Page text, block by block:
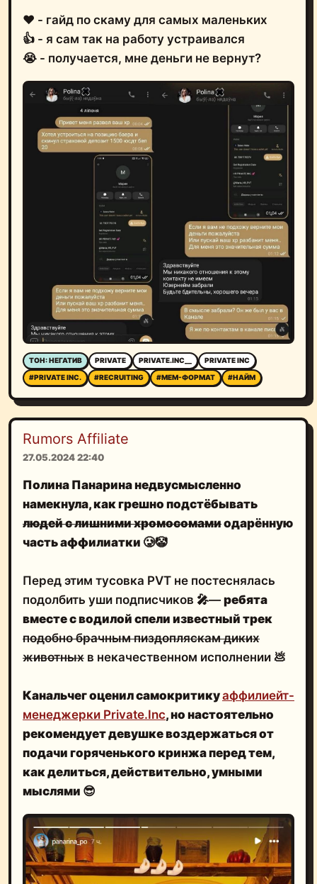
❤️ - гайд по скаму для самых маленьких
👍 - я сам так на работу устраивался
😭 - получается, мне деньги не вернут?
ТОН: НЕГАТИВ PRIVATE PRIVATE.INC__
PRIVATE INC
#PRIVATE INC.
#RECRUITING #МЕМ-ФОРМАТ #НАЙМ
Rumors Affiliate
27.05.2024 22:40
Полина Панаринанедвусмысленно
намекнула, какгрешно подстёбывать
людей с лишними хромосомамиодарённую
часть аффилиатки 🥲🤡
Перед этим тусовка PVT не постеснялась
подолбить уши подписчиков 🎤— ребята
вместе с водилой спели известный трек
подобно брачным пиздопляскам диких
животных в некачественном исполнении 💩
Канальчегоценил самокритикуаффилиейт-
менеджерки Private.Inc, но настоятельно
рекомендует девушке воздержаться от
подачи горяченького кринжа перед тем,
как делиться, действительно, умными
мыслями 😎